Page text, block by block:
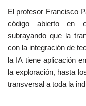
El profesor Francisco
código abierto en
subrayando que la
con la integración de
la IA tiene aplicación
la exploración, hasta
transversal a toda la